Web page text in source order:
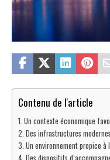
Contenu de l'article
Un contexte économique
Des infrastructures
Un environnement propice
Des dispositifs